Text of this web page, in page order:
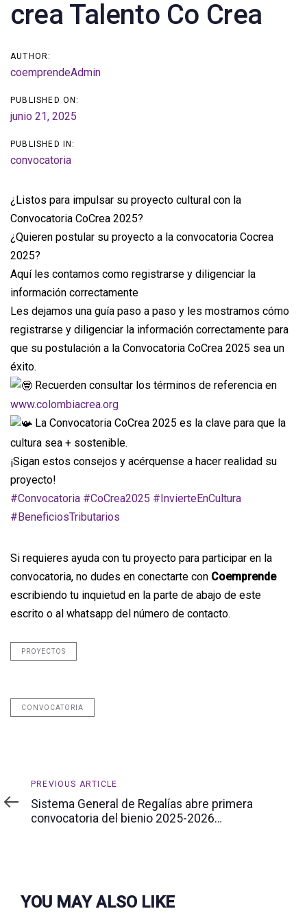
crea Talento Co Crea
AUTHOR:
coemprendeAdmin
PUBLISHED ON:
junio 21, 2025
PUBLISHED IN:
convocatoria
¿Listos para impulsar su proyecto cultural con la
Convocatoria CoCrea 2025?
¿Quieren postular su proyecto a la convocatoria Cocrea
2025?
Aquí les contamos como registrarse y diligenciar la
información correctamente
Les dejamos una guía paso a paso y les mostramos cómo
registrarse y diligenciar la información correctamente para
que su postulación a la Convocatoria CoCrea 2025 sea un
éxito.
Recuerden consultar los términos de referencia en
www.colombiacrea.org
La Convocatoria CoCrea 2025 es la clave para que la
cultura sea + sostenible.
¡Sigan estos consejos y acérquense a hacer realidad su
proyecto!
#Convocatoria #CoCrea2025 #InvierteEnCultura
#BeneficiosTributarios
Si requieres ayuda con tu proyecto para participar en la
convocatoria, no dudes en conectarte con Coemprende
escribiendo tu inquietud en la parte de abajo de este
escrito o al whatsapp del número de contacto.
PROYECTOS
CONVOCATORIA
Previous
Article
PREVIOUS ARTICLE
Sistema General de Regalías abre primera
convocatoria del bienio 2025-2026…
YOU MAY ALSO LIKE